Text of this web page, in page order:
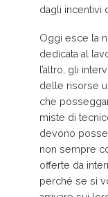
dagli incentivi
Oggi esce la
dedicata al
l’altro, gli
delle risorse
che
miste di
devono
non sempre
offerte da
perché se si